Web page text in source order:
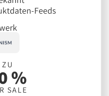
Feeds
%
SALE